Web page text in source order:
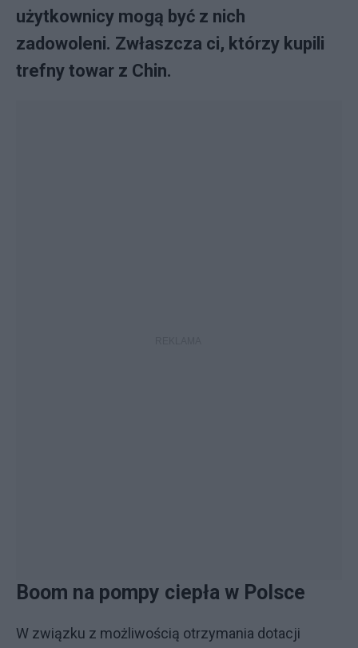
użytkownicy mogą być z nich
zadowoleni. Zwłaszcza ci, którzy kupili
trefny towar z Chin.
Boom na pompy ciepła w Polsce
W związku z możliwością otrzymania dotacji